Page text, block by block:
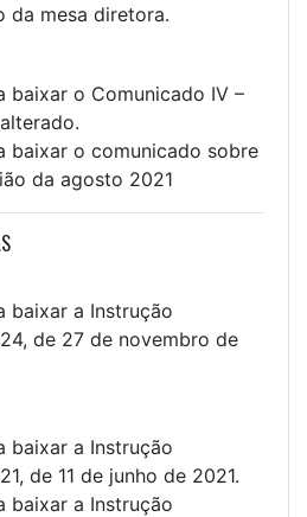
da mesa diretora.
baixar o Comunicado IV –
baixar o comunicado sobre
da agosto 2021
baixar a Instrução
de 27 de novembro de
baixar a Instrução
de 11 de junho de 2021.
baixar a Instrução